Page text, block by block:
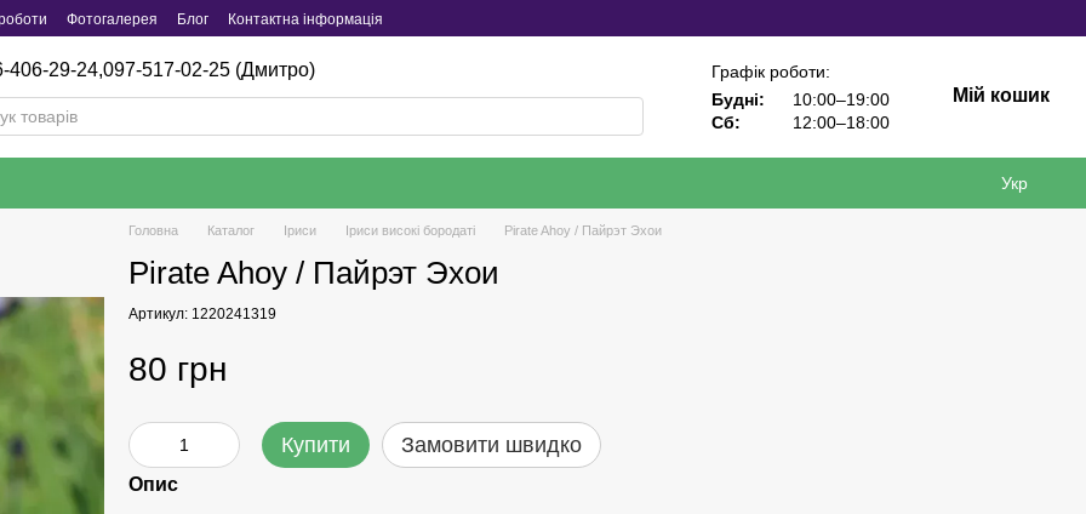
Фотогалерея Блог Контактна інформація
406-29-24,097-517-02-25 (Дмитро)
Графік роботи:
Будні:
10:00–19:00
Сб:
12:00–18:00
Мій кошик
Укр
Головна Каталог Iриси Іриси високі бородаті Pirate Ahoy / Пайрэт Эхои
Pirate Ahoy / Пайрэт Эхои
Артикул: 1220241319
80 грн
Купити Замовити швидко
Опис